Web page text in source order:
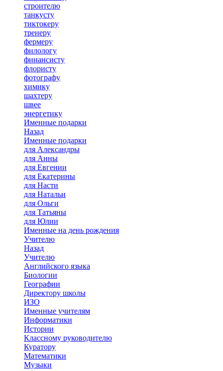
строителю
танкусту
тиктокеру
тренеру
фермеру
филологу
финансисту
флористу
фотографу
химику
шахтеру
швее
энергетику
Именные подарки
Назад
Именные подарки
для Александры
для Анны
для Евгении
для Екатерины
для Насти
для Натальи
для Ольги
для Татьяны
для Юлии
Именные на день рождения
Учителю
Назад
Учителю
Английского языка
Биологии
Географии
Директору школы
ИЗО
Именные учителям
Информатики
Истории
Классному руководителю
Куратору
Математики
Музыки